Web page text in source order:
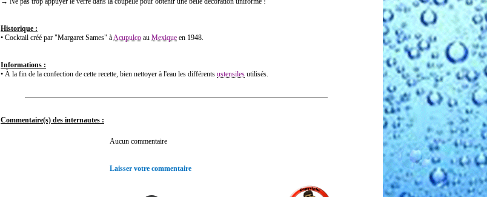
Historique :
• Cocktail créé par "Margaret Sames" àAcupulco au Mexique en 1948.
Informations :
• À la fin de la confection de cette recette, bien nettoyer à l'eau les différents ustensiles utilisés.
Commentaire(s) des internautes :
Aucun commentaire
Laisser votre commentaire